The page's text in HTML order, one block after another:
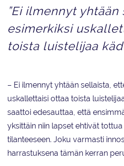
”Ei ilmennyt
esimerkiksi
toista luistelijaa
– Ei ilmennyt yhtään sellaista,
uskallettaisi ottaa toista
saattoi edesauttaa, että
yksittäin niin lapset ehtivät
tilanteeseen. Joku varmasti
harrastuksena tämän kerran